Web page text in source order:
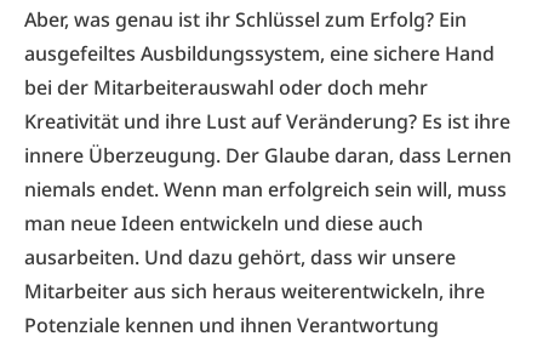
Aber, was genau ist ihr Schlüssel zum Erfolg? Ein
ausgefeiltes Ausbildungs­system, eine sichere Hand
bei der Mitarbeiterauswahl oder doch mehr
Kreativität und ihre Lust auf Veränderung? Es ist ihre
innere Überzeugung. Der Glaube daran, dass Lernen
niemals endet. Wenn man erfolgreich sein will, muss
man neue Ideen entwickeln und diese auch
ausarbeiten. Und dazu gehört, dass wir unsere
Mitarbeiter aus sich heraus weiterentwickeln, ihre
Potenziale kennen und ihnen Verantwortung